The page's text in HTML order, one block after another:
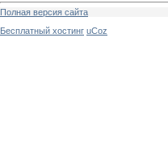
Полная версия сайта
Бесплатный хостинг uCoz